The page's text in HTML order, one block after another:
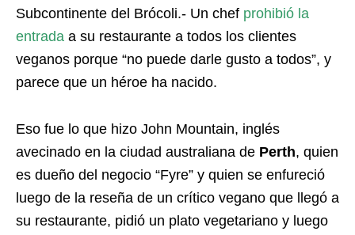
Subcontinente del Brócoli.- Un chef prohibió la
entrada a su restaurante a todos los clientes
veganos porque “no puede darle gusto a todos”, y
parece que un héroe ha nacido.
Eso fue lo que hizo John Mountain, inglés
avecinado en la ciudad australiana de Perth, quien
es dueño del negocio “Fyre” y quien se enfureció
luego de la reseña de un crítico vegano que llegó a
su restaurante, pidió un plato vegetariano y luego